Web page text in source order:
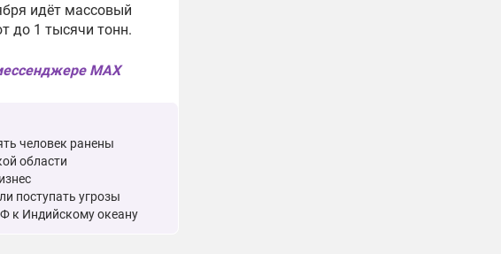
идёт массовый
до 1 тысячи тонн.
MAX
человек ранены
области
поступать угрозы
к Индийскому океану